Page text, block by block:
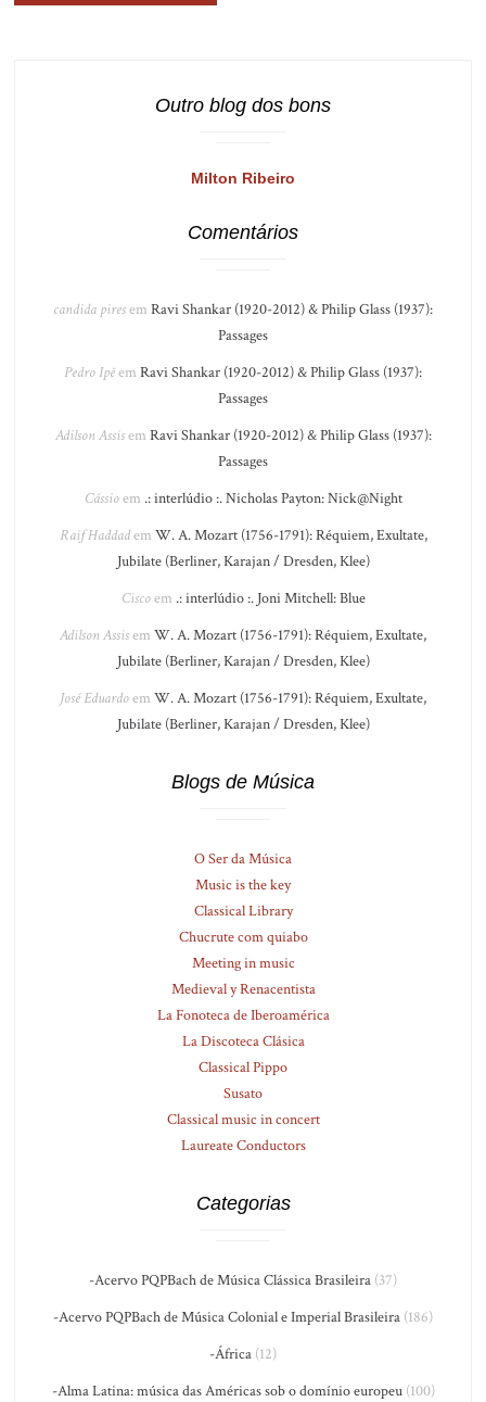
Outro blog dos bons
Milton Ribeiro
Comentários
candida piresem Ravi Shankar (1920-2012) & Philip Glass (1937):
Passages
Pedro Ipêem Ravi Shankar (1920-2012) & Philip Glass (1937):
Passages
Adilson Assisem Ravi Shankar (1920-2012) & Philip Glass (1937):
Passages
Cássioem .: interlúdio :. Nicholas Payton: Nick@Night
Raif Haddadem W. A. Mozart (1756-1791): Réquiem, Exultate,
Jubilate (Berliner, Karajan / Dresden, Klee)
Ciscoem .: interlúdio :. Joni Mitchell: Blue
Adilson Assisem W. A. Mozart (1756-1791): Réquiem, Exultate,
Jubilate (Berliner, Karajan / Dresden, Klee)
José Eduardoem W. A. Mozart (1756-1791): Réquiem, Exultate,
Jubilate (Berliner, Karajan / Dresden, Klee)
Blogs de Música
O Ser da Música
Music is the key
Classical Library
Chucrute com quiabo
Meeting in music
Medieval y Renacentista
La Fonoteca de Iberoamérica
La Discoteca Clásica
Classical Pippo
Susato
Classical music in concert
Laureate Conductors
Categorias
-Acervo PQPBach de Música Clássica Brasileira (37)
-Acervo PQPBach de Música Colonial e Imperial Brasileira (186)
-África (12)
-Alma Latina: música das Américas sob o domínio europeu(100)